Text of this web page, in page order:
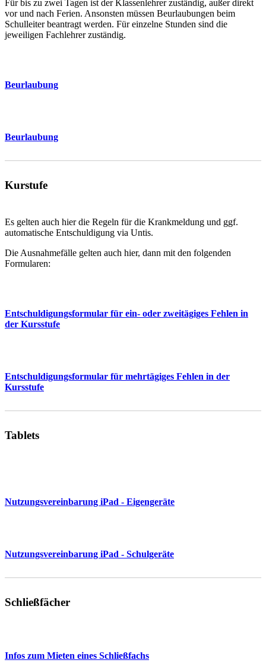
Für bis zu zwei Tagen ist der Klassenlehrer zuständig, außer direkt
vor und nach Ferien. Ansonsten müssen Beurlaubungen beim
Schulleiter beantragt werden. Für einzelne Stunden sind die
jeweiligen Fachlehrer zuständig.
Beurlaubung
Beurlaubung
Kurstufe
Es gelten auch hier die Regeln für die Krankmeldung und ggf.
automatische Entschuldigung via Untis.
Die Ausnahmefälle gelten auch hier, dann mit den folgenden
Formularen:
Entschuldigungsformular für ein- oder zweitägiges Fehlen in
der Kursstufe
Entschuldigungsformular für mehrtägiges Fehlen in der
Kursstufe
Tablets
Nutzungsvereinbarung iPad - Eigengeräte
Nutzungsvereinbarung iPad - Schulgeräte
Schließfächer
Infos zum Mieten eines Schließfachs